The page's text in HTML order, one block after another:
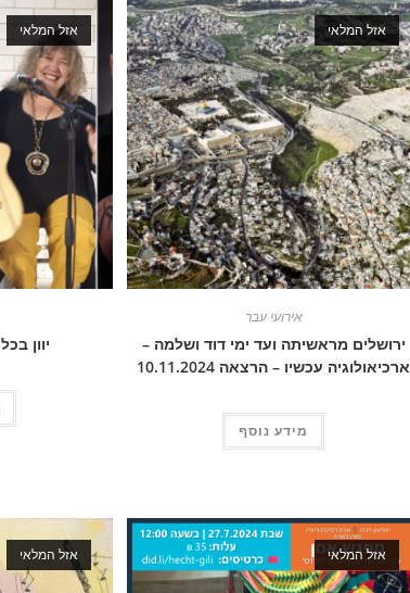
אזל המלאי
יוון בכל גוון
אזל המלאי
אירועי עבר
ירושלים מראשיתה ועד ימי דוד ושלמה –
ארכיאולוגיה עכשיו – הרצאה 10.11.2024
מידע נוסף
אזל המלאי אזל המלאי